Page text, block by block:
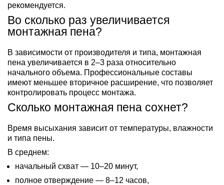
рекомендуется.
Во сколько раз увеличивается
монтажная пена?
В зависимости от производителя и типа, монтажная
пена увеличивается в 2–3 раза относительно
начального объема. Профессиональные составы
имеют меньшее вторичное расширение, что позволяет
контролировать процесс монтажа.
Сколько монтажная пена сохнет?
Время высыхания зависит от температуры, влажности
и типа пены.
В среднем:
начальный схват — 10–20 минут,
полное отверждение — 8–12 часов,